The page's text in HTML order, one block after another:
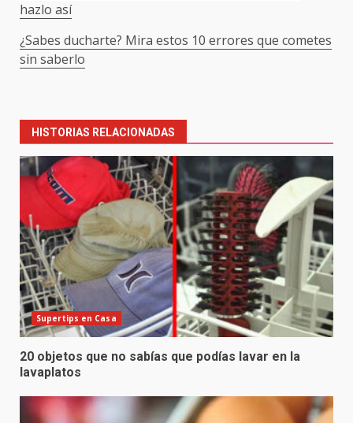
hazlo así
¿Sabes ducharte? Mira estos 10 errores que cometes
sin saberlo
navigation
HISTORIAS RELACIONADAS
Supertips en Casa
20 objetos que no sabías que podías lavar en la
lavaplatos